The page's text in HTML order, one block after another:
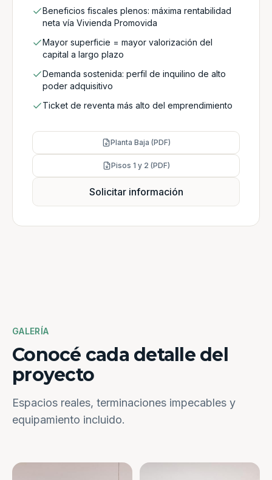
Beneficios fiscales plenos: máxima rentabilidad
neta vía Vivienda Promovida
Mayor superficie = mayor valorización del
capital a largo plazo
Demanda sostenida: perfil de inquilino de alto
poder adquisitivo
Ticket de reventa más alto del emprendimiento
Planta Baja (PDF)
Pisos 1 y 2 (PDF)
Solicitar información
GALERÍA
Conocé cada detalle del
proyecto
Espacios reales, terminaciones impecables y
equipamiento incluido.